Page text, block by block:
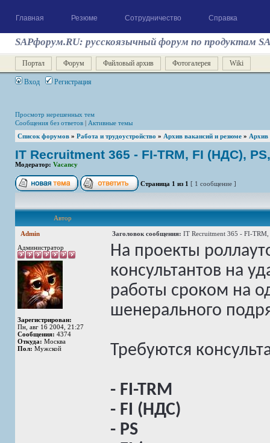
Главная Резюме Сотрудничество Справка
SAPфорум.RU: русскоязычный форум по продуктам
Портал Форум Файловый архив Фотогалерея Wiki
Вход Регистрация
Просмотр нерешенных тем
Сообщения без ответов | Активные темы
Список форумов » Работа и трудоустройство » Архив вакансий и резюме » Архив
IT Recruitment 365 - FI-TRM, FI (НДС),
Модератор: Vacancy
Страница 1 из 1 [ 1 сообщение ]
Автор
Admin Заголовок сообщения: IT Recruitment 365 - FI-
Администратор
Зарегистрирован:
Пн, авг 16 2004, 21:27
Сообщения: 4374
Откуда: Москва
Пол: Мужской
На проекты
консультантов на
работы сроком на
шенерального
Требуются
- FI-TRM
- FI (НДС)
- PS